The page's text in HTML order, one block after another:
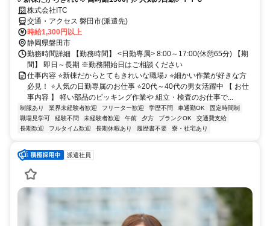
株式会社ITC
交通・アクセス 磐田市(派遣先)
時給1,300円以上
静岡県磐田市
勤務時間詳細 【勤務時間】 <日勤専属> 8:00～17:00(休憩65分) 【期
間】 即日～長期 ※勤務開始日はご相談ください
仕事内容 ⭐新棟だからとてもきれいな職場♪ ⭐細かい作業が好きな方
必見！ ⭐人気の日勤専属のお仕事 ⭐20代～40代の男女活躍中 【 お仕
事内容 】 軽い部品のピッキング作業や 組立・検査のお仕事で...
制服あり 業界未経験者歓迎 フリーター歓迎 学歴不問 車通勤OK
固定時間制
職場見学可
経験不問 未経験者歓迎 午前 夕方 ブランクOK
交通費支給
長期歓迎
フルタイム歓迎 長期休暇あり 履歴書不要 寮・社宅あり
派遣社員